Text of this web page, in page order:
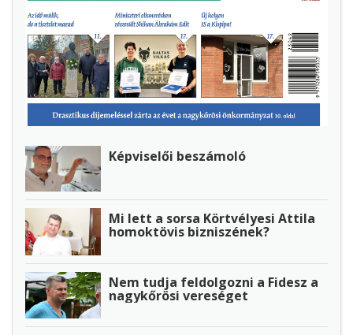
Képviselői beszámoló
Mi lett a sorsa Körtvélyesi Attila
homoktövis bizniszének?
Nem tudja feldolgozni a Fidesz a
nagykőrösi vereséget